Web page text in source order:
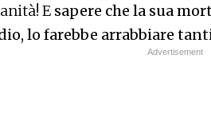
E sapere che la sua
lo farebbe arrabbiare